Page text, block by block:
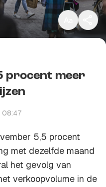
procent meer
08:47
5,5 procent
met dezelfde maand
het gevolg van
verkoopvolume in de